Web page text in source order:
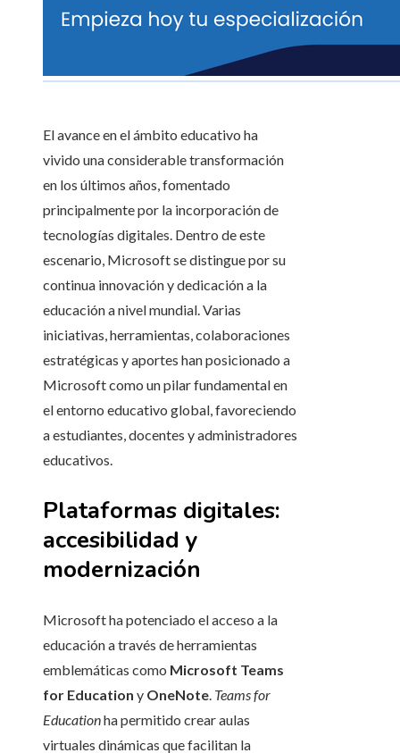
El avance en el ámbito educativo ha
vivido una considerable transformación
en los últimos años, fomentado
principalmente por la incorporación de
tecnologías digitales. Dentro de este
escenario, Microsoft se distingue por su
continua innovación y dedicación a la
educación a nivel mundial. Varias
iniciativas, herramientas, colaboraciones
estratégicas y aportes han posicionado a
Microsoft como un pilar fundamental en
el entorno educativo global, favoreciendo
a estudiantes, docentes y administradores
educativos.
Plataformas digitales:
accesibilidad y
modernización
Microsoft ha potenciado el acceso a la
educación a través de herramientas
emblemáticas como Microsoft Teams
for Education y OneNote. Teams for
Educationha permitido crear aulas
virtuales dinámicas que facilitan la